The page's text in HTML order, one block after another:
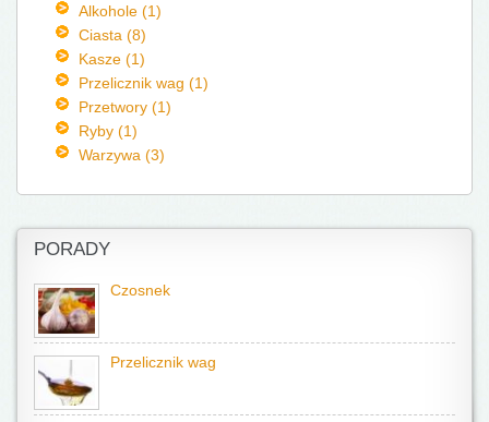
Alkohole (1)
Ciasta (8)
Kasze (1)
Przelicznik wag (1)
Przetwory (1)
Ryby (1)
Warzywa (3)
PORADY
Czosnek
Przelicznik wag